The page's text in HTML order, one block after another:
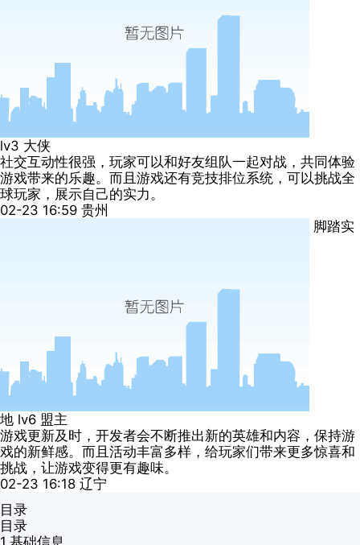
lv3 大侠
社交互动性很强，玩家可以和好友组队一起对战，共同体验
游戏带来的乐趣。而且游戏还有竞技排位系统，可以挑战全
球玩家，展示自己的实力。
02-23 16:59 贵州
脚踏实
地 lv6 盟主
游戏更新及时，开发者会不断推出新的英雄和内容，保持游
戏的新鲜感。而且活动丰富多样，给玩家们带来更多惊喜和
挑战，让游戏变得更有趣味。
02-23 16:18 辽宁
目录
目录